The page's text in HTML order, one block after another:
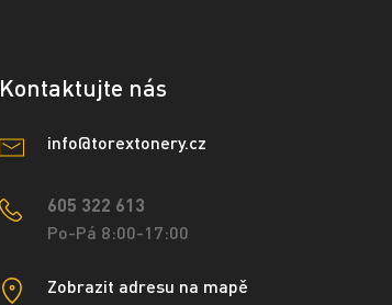
Kontaktujte nás
info@torextonery.cz
605 322 613
Po-Pá 8:00-17:00
Zobrazit adresu na mapě